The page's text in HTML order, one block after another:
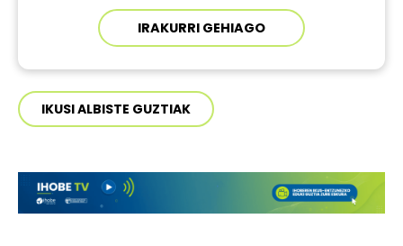
IRAKURRI GEHIAGO
IKUSI ALBISTE GUZTIAK